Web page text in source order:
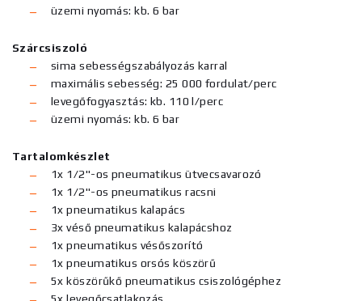
üzemi nyomás: kb. 6 bar
Szárcsiszoló
sima sebességszabályozás karral
maximális sebesség: 25 000 fordulat/perc
levegőfogyasztás: kb. 110 l/perc
üzemi nyomás: kb. 6 bar
Tartalomkészlet
1x 1/2"-os pneumatikus ütvecsavarozó
1x 1/2"-os pneumatikus racsni
1x pneumatikus kalapács
3x véső pneumatikus kalapácshoz
1x pneumatikus vésőszorító
1x pneumatikus orsós köszörű
5x köszörűkő pneumatikus csiszológéphez